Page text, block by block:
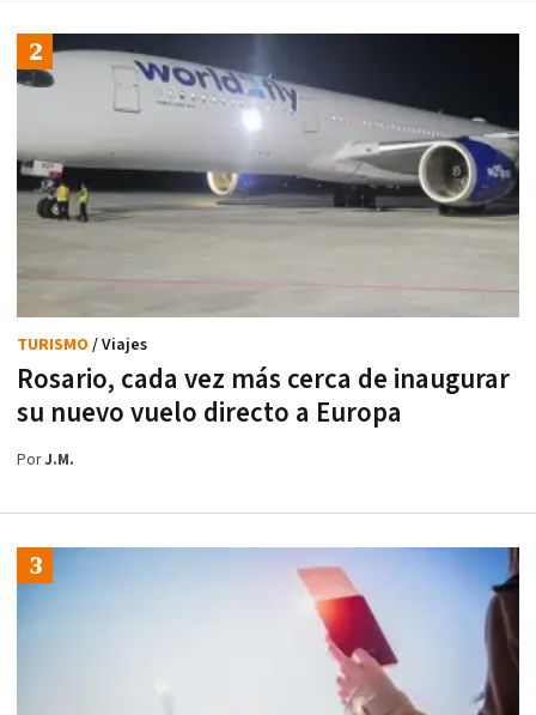
Rosario, cada vez más cerca de inaugurar
su nuevo vuelo directo a Europa
TURISMO / Viajes
PorJ.M.